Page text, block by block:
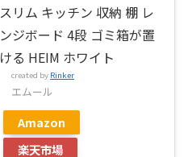
スリム キッチン 収納 棚 レ
ンジボード 4段 ゴミ箱が置
ける HEIM ホワイト
created by Rinker
エムール
Amazon
楽天市場